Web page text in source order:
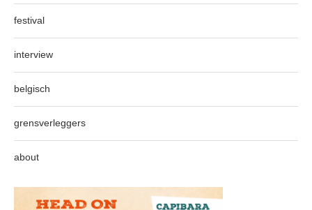
festival
interview
belgisch
grensverleggers
about